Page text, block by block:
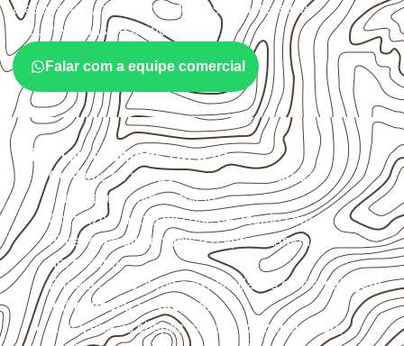
a espessura, o acabamento e as características
documentadas do painel.
Falar com a equipe comercial
Critérios técnicos de uso
Confirme se a espessura e o formatosão
compatíveis com o projeto.
Organize o plano de corte de acordo com as
dimensões disponíveis e o aproveitamento
necessário.
Proteja cortes, furos e extremidades com aselagem
indicada para o projeto.
Armazene as chapas em local coberto, seco,